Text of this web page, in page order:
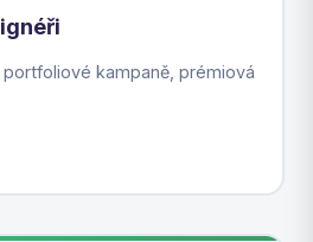
kampaně, prémiová